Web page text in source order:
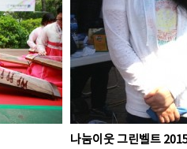
나눔이웃 그린벨트